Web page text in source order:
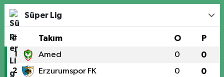
Süper Lig
# Takım O P
1 Amed 0 0
2 Erzurumspor FK 0 0